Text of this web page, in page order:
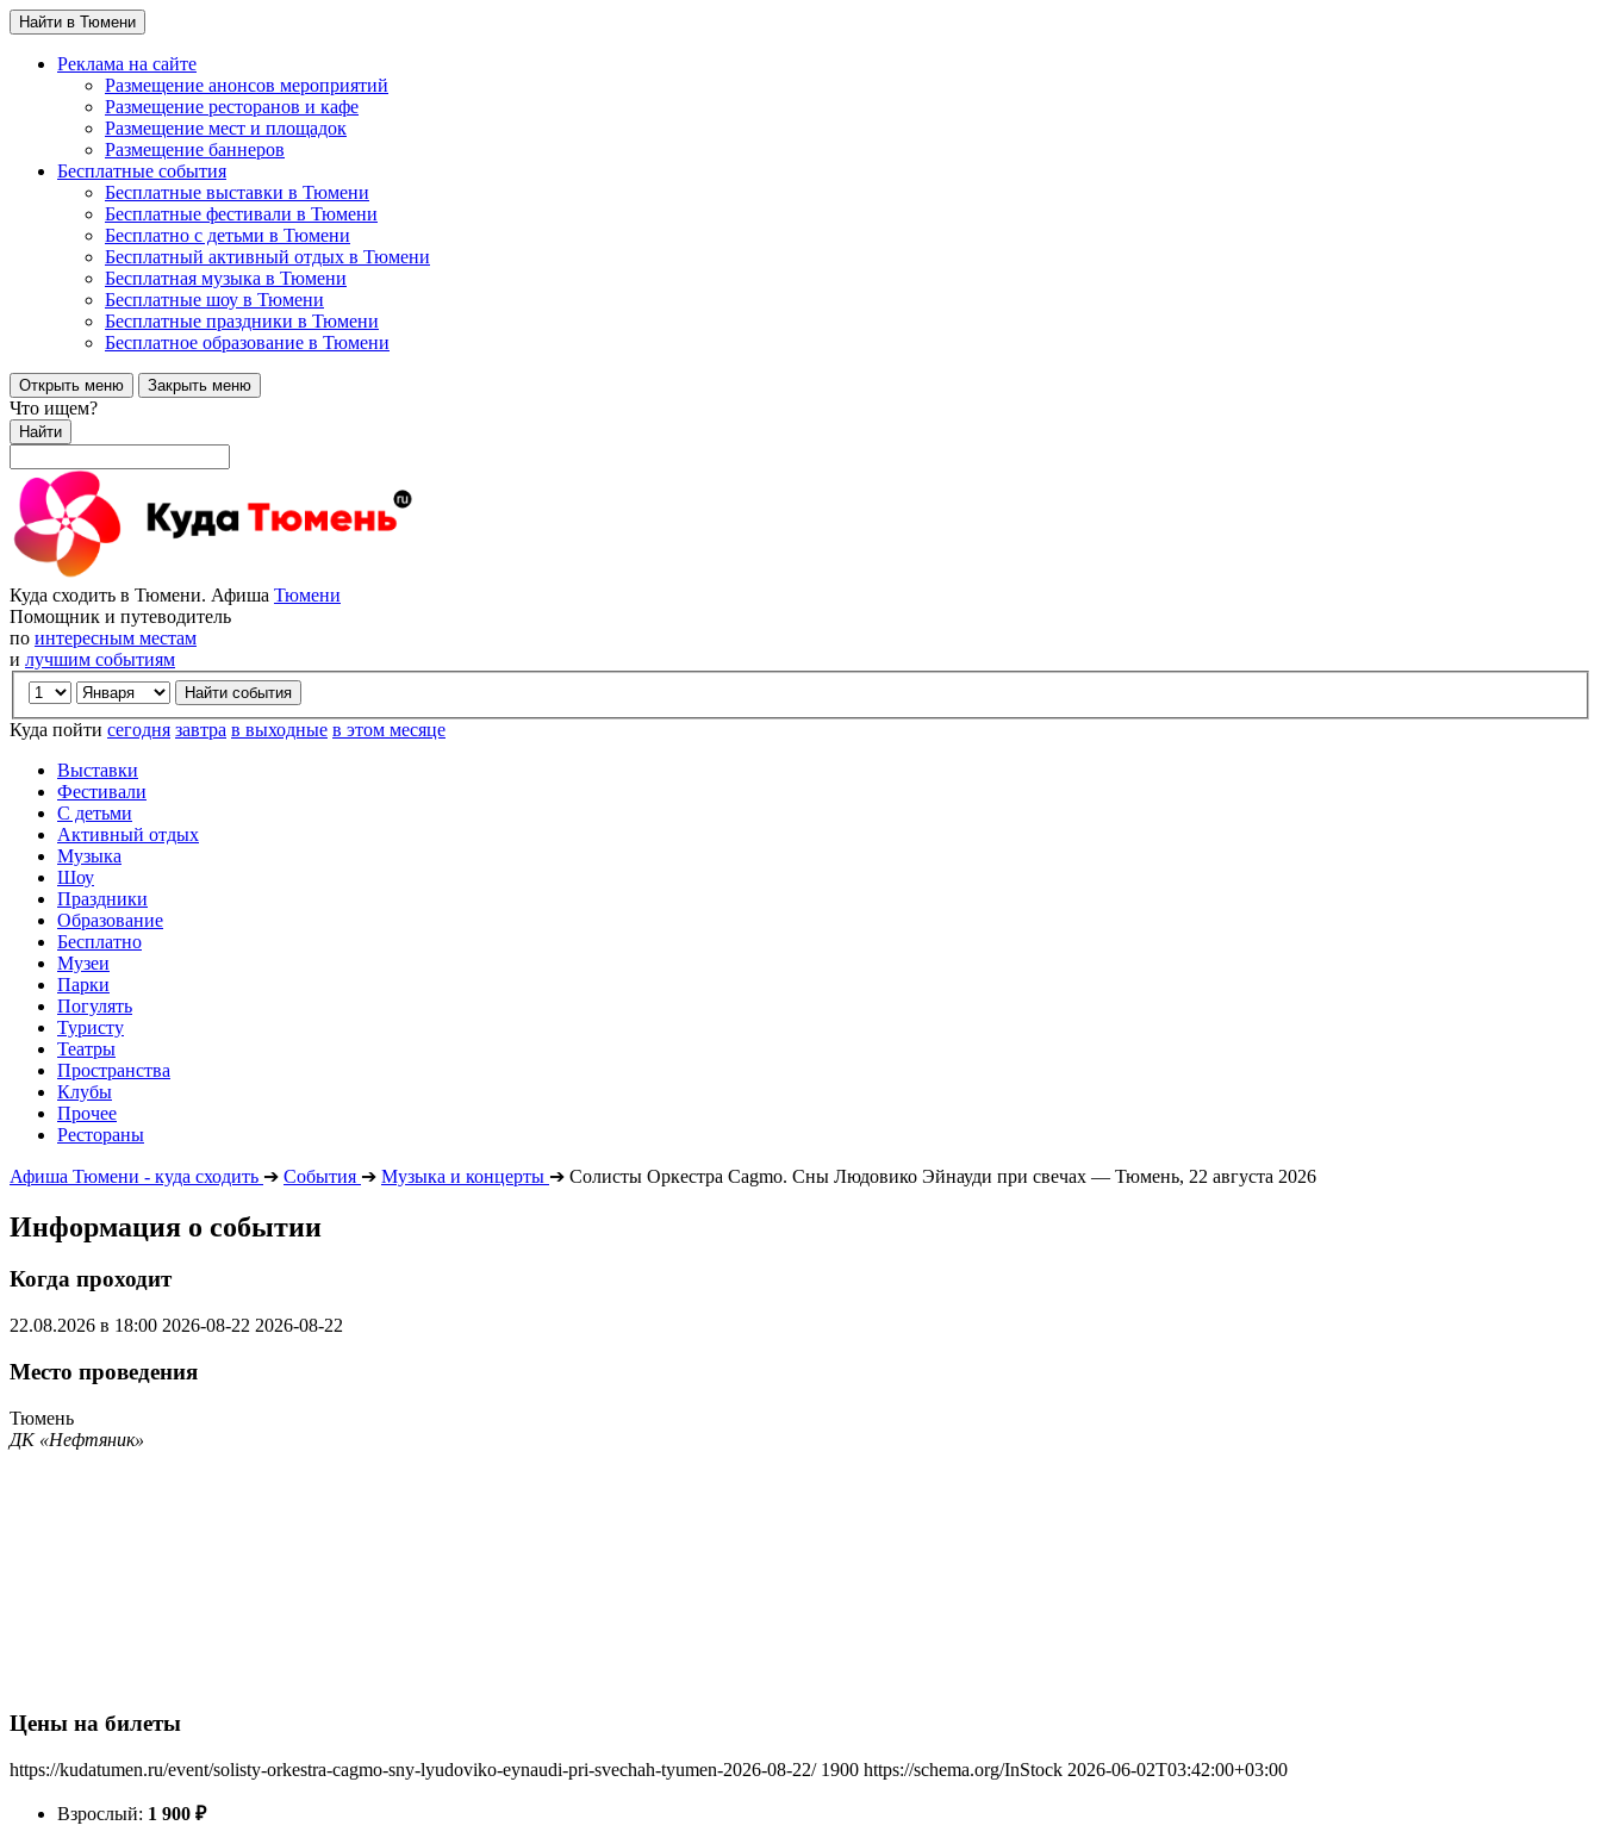
Найти в Тюмени
Реклама на сайте
Размещение анонсов мероприятий
Размещение ресторанов и кафе
Размещение мест и площадок
Размещение баннеров
Бесплатные события
Бесплатные выставки в Тюмени
Бесплатные фестивали в Тюмени
Бесплатно с детьми в Тюмени
Бесплатный активный отдых в Тюмени
Бесплатная музыка в Тюмени
Бесплатные шоу в Тюмени
Бесплатные праздники в Тюмени
Бесплатное образование в Тюмени
Открыть меню Закрыть меню
Что ищем?
Найти
Куда сходить в Тюмени. Афиша Тюмени
Помощник и путеводитель
по интересным местам
и лучшим событиям
Куда пойти сегодня завтра в выходные в этом месяце
Выставки
Фестивали
С детьми
Активный отдых
Музыка
Шоу
Праздники
Образование
Бесплатно
Музеи
Парки
Погулять
Туристу
Театры
Пространства
Клубы
Прочее
Рестораны
Афиша Тюмени - куда сходить ➔ События ➔ Музыка и концерты ➔ Солисты Оркестра Cagmo. Сны Людовико Эйнауди при свечах — Тюмень, 22 августа 2026
Информация о событии
Когда проходит
22.08.2026 в 18:00 2026-08-22 2026-08-22
Место проведения
Тюмень
ДК «Нефтяник»
Цены на билеты
https://kudatumen.ru/event/solisty-orkestra-cagmo-sny-lyudoviko-eynaudi-pri-svechah-tyumen-2026-08-22/ 1900 https://schema.org/InStock 2026-06-02T03:42:00+03:00
Взрослый: 1 900 ₽